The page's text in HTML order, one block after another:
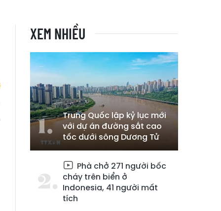
XEM NHIỀU
Trung Quốc lập kỷ lục mới
với dự án đường sắt cao
tốc dưới sông Dương Tử
Phà chở 271 người bốc
cháy trên biển ở
Indonesia, 41 người mất
tích